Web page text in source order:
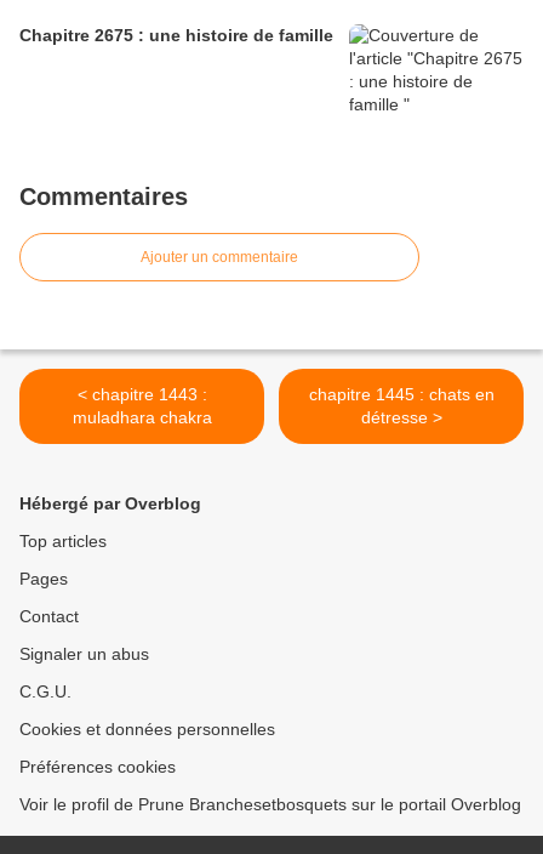
Chapitre 2675 : une histoire de famille
Commentaires
Ajouter un commentaire
< chapitre 1443 :
muladhara chakra
chapitre 1445 : chats en
détresse >
Hébergé par Overblog
Top articles
Pages
Contact
Signaler un abus
C.G.U.
Cookies et données personnelles
Préférences cookies
Voir le profil de Prune Branchesetbosquets sur le portail Overblog